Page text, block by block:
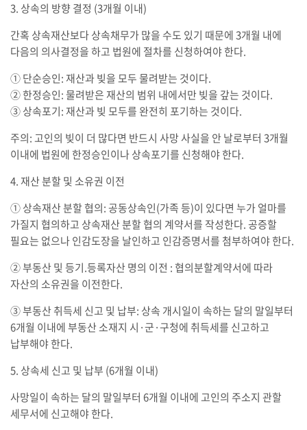
3. 상속의 방향 결정 (3개월 이내)
간혹 상속재산보다 상속채무가 많을 수도 있기 때문에 3개월 내에
다음의 의사결정을 하고 법원에 절차를 신청하여야 한다.
① 단순승인: 재산과 빚을 모두 물려받는 것이다.
② 한정승인: 물려받은 재산의 범위 내에서만 빚을 갚는 것이다.
③ 상속포기: 재산과 빚 모두를 완전히 포기하는 것이다.
주의: 고인의 빚이 더 많다면 반드시 사망 사실을 안 날로부터 3개월
이내에 법원에 한정승인이나 상속포기를 신청해야 한다.
4. 재산 분할 및 소유권 이전
① 상속재산 분할 협의: 공동상속인(가족 등)이 있다면 누가 얼마를
가질지 협의하고 상속재산 분할 협의 계약서를 작성한다. 공증할
필요는 없으나 인감도장을 날인하고 인감증명서를 첨부하여야 한다.
② 부동산 및 등기.등록자산 명의 이전 : 협의분할계약서에 따라
자산의 소유권을 이전한다.
③ 부동산 취득세 신고 및 납부: 상속 개시일이 속하는 달의 말일부터
6개월 이내에 부동산 소재지 시·군·구청에 취득세를 신고하고
납부해야 한다.
5. 상속세 신고 및 납부 (6개월 이내)
사망일이 속하는 달의 말일부터 6개월 이내에 고인의 주소지 관할
세무서에 신고해야 한다.